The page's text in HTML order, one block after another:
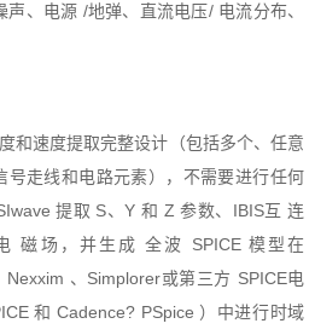
、电源 /地弹、直流电压/ 电流分布、
和速度提取完整设计（包括多个、任意
号走线和电路元素），不需要进行任何
提取 S、Y 和 Z 参数、IBIS互 连
磁场，并生成 全波 SPICE 模型在
、Simplorer或第三方 SPICE电
和 Cadence? PSpice ）中进行时域